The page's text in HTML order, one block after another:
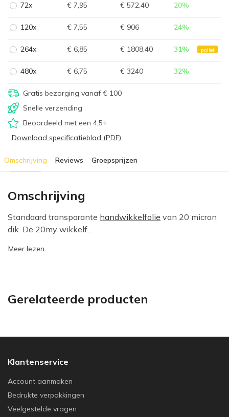
72x € 7,95 € 572,40 20%
120x € 7,55 € 906 24%
264x € 6,85 € 1808,40 31% pallet
480x € 6,75 € 3240 32%
Gratis bezorging vanaf € 100
Snelle verzending
Beoordeeld met een 4,5+
Download specificatieblad (PDF)
Omschrijving Reviews Groepsprijzen
Omschrijving
Standaard transparante handwikkelfolie van 20 micron
dik. De 20my wikkelf...
Meer lezen...
Gerelateerde producten
Klantenservice
Account aanmaken
Bedrukte verpakkingen
Veelgestelde vragen